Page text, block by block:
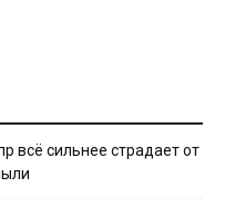
всё сильнее страдает от